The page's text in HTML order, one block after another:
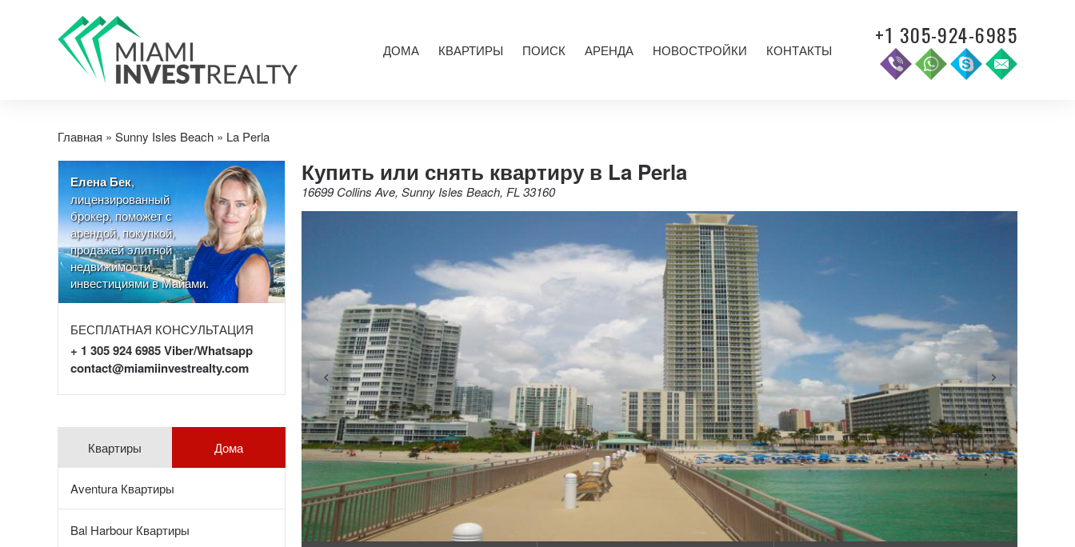
ДОМА КВАРТИРЫ ПОИСК АРЕНДА НОВОСТРОЙКИ КОНТАКТЫ
+1 305-924-6985
Главная » Sunny Isles Beach » La Perla
Елена Бек,
лицензированный
брокер, поможет с
арендой, покупкой,
продажей элитной
недвижимости,
инвестициями в Майами.
БЕСПЛАТНАЯ КОНСУЛЬТАЦИЯ
+ 1 305 924 6985 Viber/Whatsapp
contact@miamiinvestrealty.com
Квартиры
Aventura Квартиры
Bal Harbour Квартиры
Дома
Купить или снять квартиру в La Perla
16699 Collins Ave, Sunny Isles Beach, FL 33160